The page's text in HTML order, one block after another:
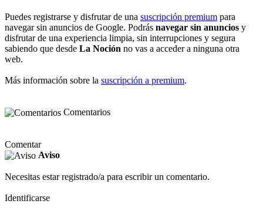
Puedes registrarse y disfrutar de una suscripción premium para
navegar sin anuncios de Google. Podrás navegar sin anuncios y
disfrutar de una experiencia limpia, sin interrupciones y segura
sabiendo que desde La Noción no vas a acceder a ninguna otra
web.
Más información sobre la suscripción a premium.
Comentarios
Comentar
Aviso
Necesitas estar registrado/a para escribir un comentario.
Identificarse